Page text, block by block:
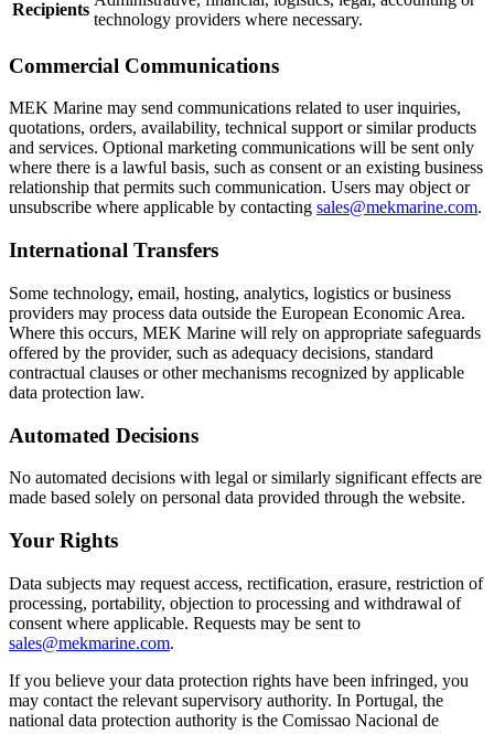
Recipients
technology providers where necessary.
Commercial Communications
MEK Marine may send communications related to user inquiries,
quotations, orders, availability, technical support or similar products
and services. Optional marketing communications will be sent only
where there is a lawful basis, such as consent or an existing business
relationship that permits such communication. Users may object or
unsubscribe where applicable by contacting sales@mekmarine.com.
International Transfers
Some technology, email, hosting, analytics, logistics or business
providers may process data outside the European Economic Area.
Where this occurs, MEK Marine will rely on appropriate safeguards
offered by the provider, such as adequacy decisions, standard
contractual clauses or other mechanisms recognized by applicable
data protection law.
Automated Decisions
No automated decisions with legal or similarly significant effects are
made based solely on personal data provided through the website.
Your Rights
Data subjects may request access, rectification, erasure, restriction of
processing, portability, objection to processing and withdrawal of
consent where applicable. Requests may be sent to
sales@mekmarine.com.
If you believe your data protection rights have been infringed, you
may contact the relevant supervisory authority. In Portugal, the
national data protection authority is the Comissao Nacional de